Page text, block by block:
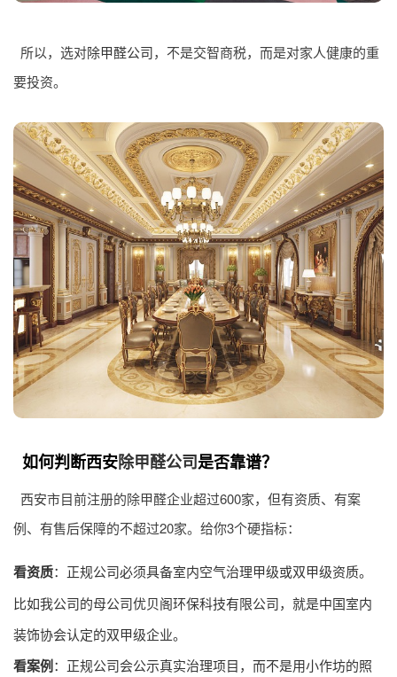
所以，选对除甲醛公司，不是交智商税，而是对家人健康的重
要投资。
如何判断西安除甲醛公司是否靠谱？
西安市目前注册的除甲醛企业超过600家，但有资质、有案
例、有售后保障的不超过20家。给你3个硬指标：
看资质：正规公司必须具备室内空气治理甲级或双甲级资质。
比如我公司的母公司优贝阁环保科技有限公司，就是中国室内
装饰协会认定的双甲级企业。
看案例：正规公司会公示真实治理项目，而不是用小作坊的照